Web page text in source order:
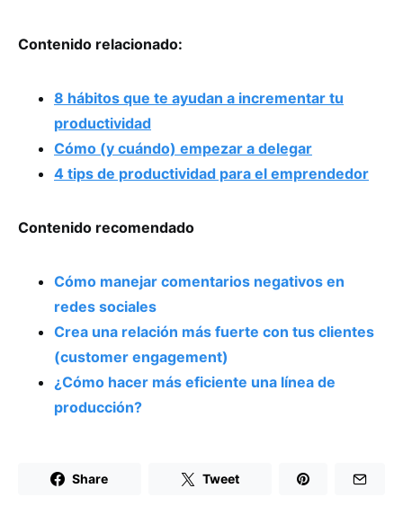
Contenido relacionado:
8 hábitos que te ayudan a incrementar tu
productividad
Cómo (y cuándo) empezar a delegar
4 tips de productividad para el emprendedor
Contenido recomendado
Cómo manejar comentarios negativos en
redes sociales
Crea una relación más fuerte con tus clientes
(customer engagement)
¿Cómo hacer más eficiente una línea de
producción?
Share Tweet